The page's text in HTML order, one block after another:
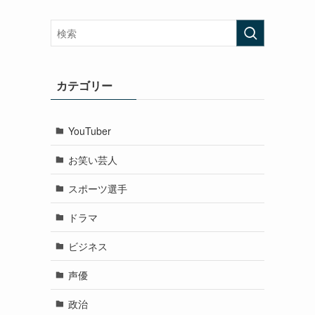
カテゴリー
YouTuber
お笑い芸人
スポーツ選手
ドラマ
ビジネス
声優
政治